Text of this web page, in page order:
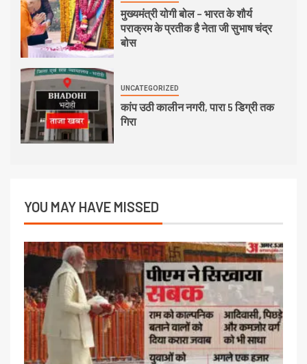
मुख्यमंत्री योगी बोल – भारत के शौर्य
पराक्रम के प्रतीक है नेता जी सुभाष चंद्र
बोस
UNCATEGORIZED
कांप उठी कालीन नगरी, पारा 5 डिग्री तक
गिरा
YOU MAY HAVE MISSED